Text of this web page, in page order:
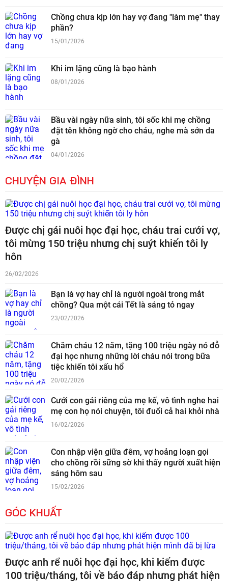
Chồng chưa kịp lớn hay vợ đang "làm mẹ" thay
phần?
15/01/2026
Khi im lặng cũng là bạo hành
08/01/2026
Bầu vài ngày nữa sinh, tôi sốc khi mẹ chồng
đặt tên không ngờ cho cháu, nghe mà sởn da
gà
04/01/2026
CHUYỆN GIA ĐÌNH
Được chị gái nuôi học đại học, cháu trai cưới vợ,
tôi mừng 150 triệu nhưng chị suýt khiến tôi ly
hôn
26/02/2026
Bạn là vợ hay chỉ là người ngoài trong mắt
chồng? Qua một cái Tết là sáng tỏ ngay
23/02/2026
Chăm cháu 12 năm, tặng 100 triệu ngày nó đỗ
đại học nhưng những lời cháu nói trong bữa
tiệc khiến tôi xấu hổ
20/02/2026
Cưới con gái riêng của mẹ kế, vô tình nghe hai
mẹ con họ nói chuyện, tôi đuổi cả hai khỏi nhà
16/02/2026
Con nhập viện giữa đêm, vợ hoảng loạn gọi
cho chồng rồi sững sờ khi thấy người xuất hiện
sáng hôm sau
15/02/2026
GÓC KHUẤT
Được anh rể nuôi học đại học, khi kiếm được
100 triệu/tháng, tôi về báo đáp nhưng phát hiện